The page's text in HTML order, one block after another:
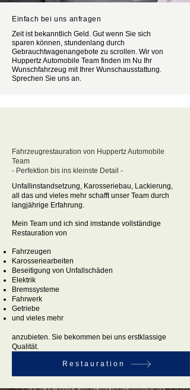
Einfach bei uns anfragen
Zeit ist bekanntlich Geld. Gut wenn Sie sich
sparen können, stundenlang durch
Gebrauchtwagenangebote zu scrollen. Wir von
Huppertz Automobile Team finden im Nu Ihr
Wunschfahrzeug mit Ihrer Wunschausstattung.
Sprechen Sie uns an.
Fahrzeugrestauration von Huppertz Automobile
Team
- Perfektion bis ins kleinste Detail -
Unfallinstandsetzung, Karosseriebau, Lackierung,
all das und vieles mehr schafft unser Team durch
langjährige Erfahrung.
Mein Team und ich sind imstande vollständige
Restauration von
Fahrzeugen
Karosseriearbeiten
Beseitigung von Unfallschäden
Elektrik
Bremssysteme
Fahrwerk
Getriebe
und vieles mehr
anzubieten. Sie bekommen bei uns erstklassige
Qualität.
Restauration